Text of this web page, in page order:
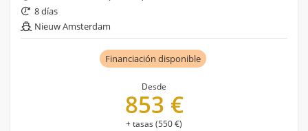
8 días
Nieuw Amsterdam
Financiación disponible
Desde
853 €
+ tasas (550 €)